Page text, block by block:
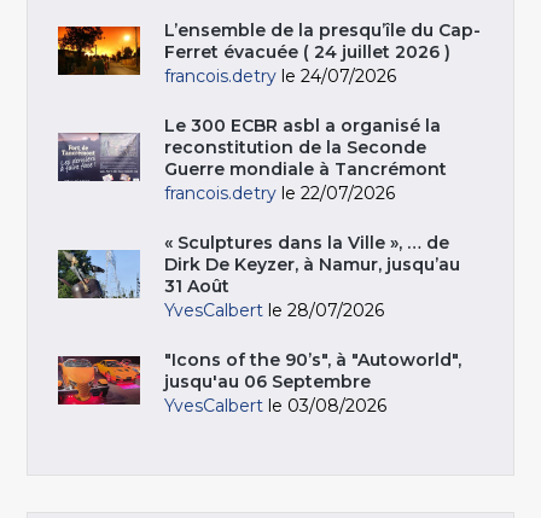
L’ensemble de la presqu’île du Cap-
Ferret évacuée ( 24 juillet 2026 )
francois.detry le 24/07/2026
Le 300 ECBR asbl a organisé la
reconstitution de la Seconde
Guerre mondiale à Tancrémont
francois.detry le 22/07/2026
« Sculptures dans la Ville », … de
Dirk De Keyzer, à Namur, jusqu’au
31 Août
YvesCalbert le 28/07/2026
"Icons of the 90’s", à "Autoworld",
jusqu'au 06 Septembre
YvesCalbert le 03/08/2026